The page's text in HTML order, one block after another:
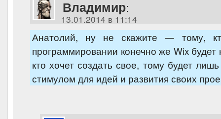
Владимир:
13.01.2014 в 11:14
Анатолий, ну не скажите — тому,
программировании конечно же Wix будет
кто хочет создать свое, тому будет
стимулом для идей и развития своих